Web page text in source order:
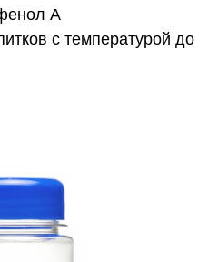
А
с температурой до